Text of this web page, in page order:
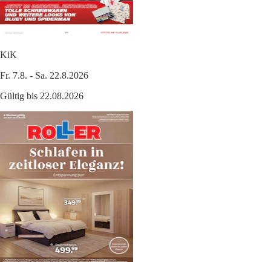
KiK
Fr. 7.8. - Sa. 22.8.2026
Gültig bis 22.08.2026